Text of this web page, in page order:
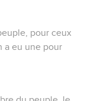
pour ceux
a eu une pour